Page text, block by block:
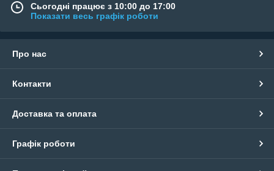
Сьогодні працює з 10:00 до 17:00
Показати весь графік роботи
Про нас
Контакти
Доставка та оплата
Графік роботи